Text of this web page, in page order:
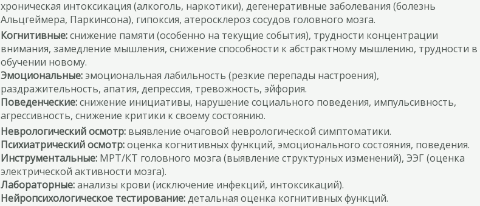
хроническая интоксикация (алкоголь, наркотики), дегенеративные заболевания (болезнь
Альцгеймера, Паркинсона), гипоксия, атеросклероз сосудов головного мозга.
Когнитивные:снижение памяти (особенно на текущие события), трудности концентрации
внимания, замедление мышления, снижение способности к абстрактному мышлению, трудности в
обучении новому.
Эмоциональные:эмоциональная лабильность (резкие перепады настроения),
раздражительность, апатия, депрессия, тревожность, эйфория.
Поведенческие:снижение инициативы, нарушение социального поведения, импульсивность,
агрессивность, снижение критики к своему состоянию.
Неврологический осмотр: выявление очаговой неврологической симптоматики.
Психиатрический осмотр:оценка когнитивных функций, эмоционального состояния, поведения.
Инструментальные: МРТ/КТ головного мозга (выявление структурных изменений), ЭЭГ (оценка
электрической активности мозга).
Лабораторные:анализы крови (исключение инфекций, интоксикаций).
Нейропсихологическое тестирование:детальная оценка когнитивных функций.